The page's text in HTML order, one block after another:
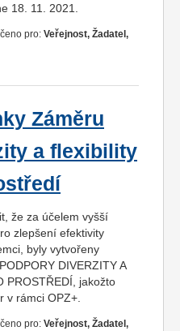
18. 11. 2021.
pro: Veřejnost, Žadatel,
Záměru
a flexibility
že za účelem vyšší
zlepšení efektivity
byly vytvořeny
DIVERZITY A
PROSTŘEDÍ, jakožto
v rámci OPZ+.
pro: Veřejnost, Žadatel,